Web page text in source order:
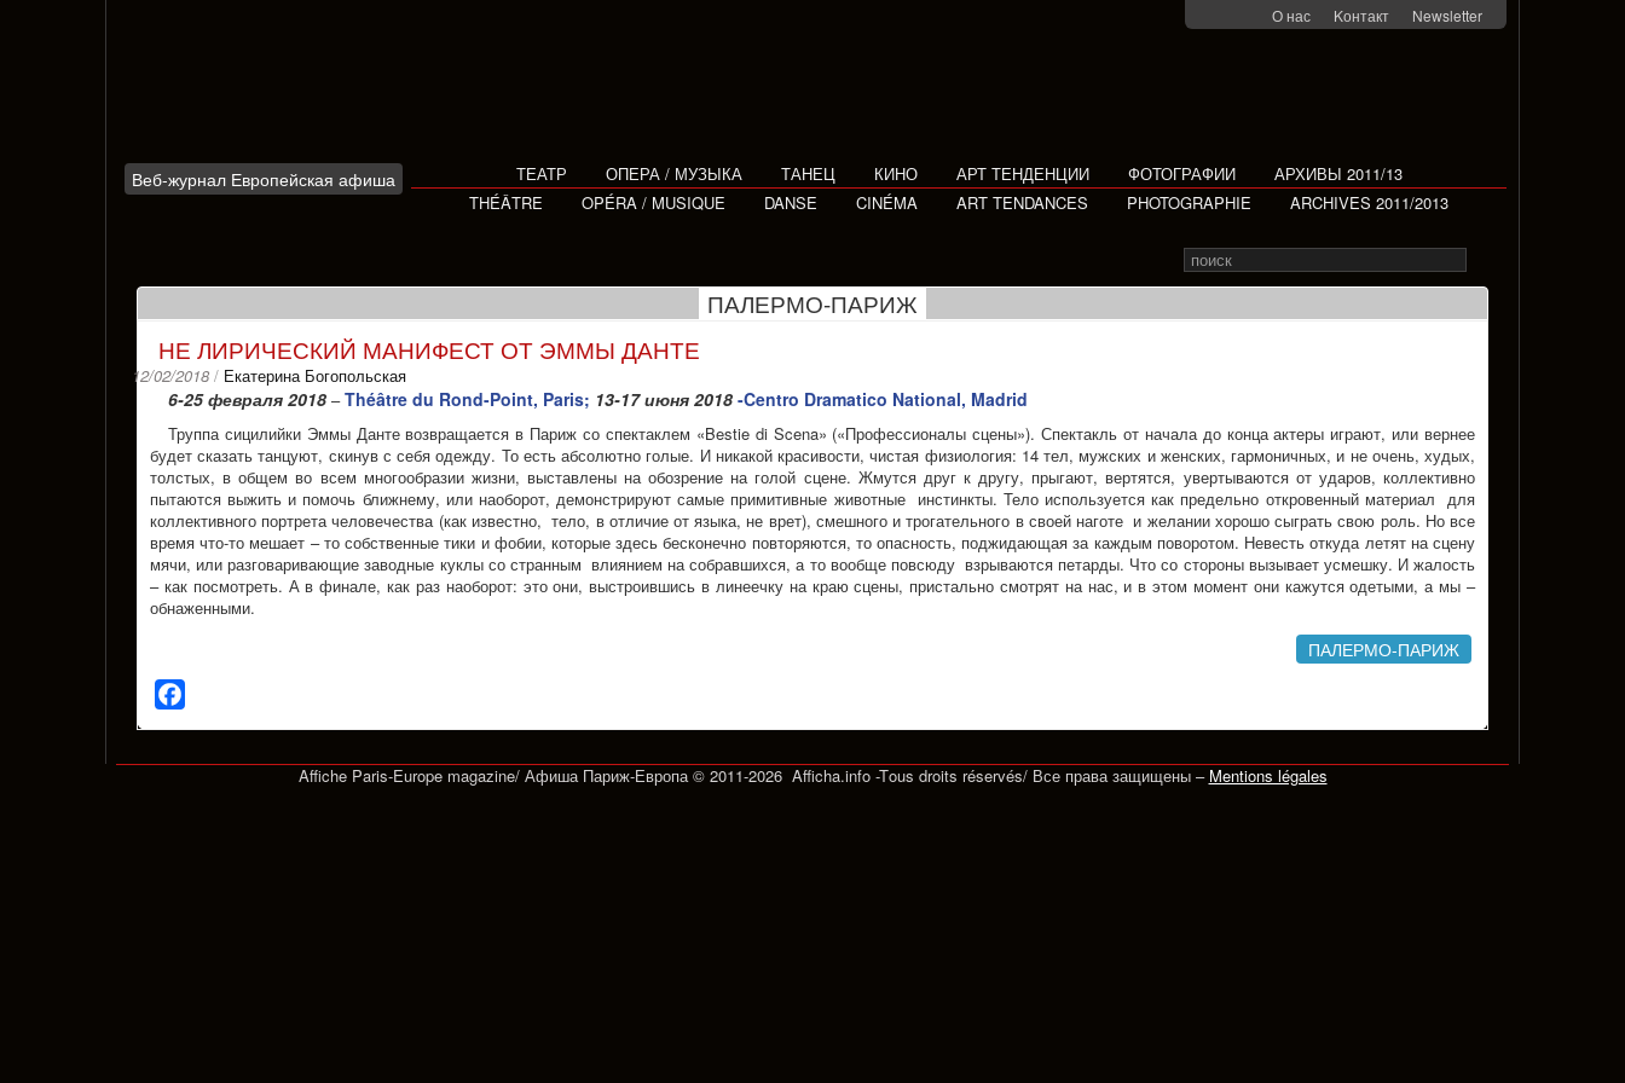
Веб-журнал Европейская афиша
О нас Kонтакт Newsletter
ТЕАТР ОПЕРА / МУЗЫКА ТАНЕЦ КИНО АРТ ТЕНДЕНЦИИ ФОТОГРАФИИ
АРХИВЫ 2011/13
THÉÂTRE
OPÉRA / MUSIQUE DANSE CINÉMA ART TENDANCES PHOTOGRAPHIE ARCHIVES 2011/2013
Search
for
ПАЛЕРМО-ПАРИЖ
НЕ ЛИРИЧЕСКИЙ МАНИФЕСТ ОТ ЭММЫ ДАНТЕ
12/02/2018 / Екатерина Богопольская
6-25 февраля 2018 –Théâtre du Rond-Point, Paris; 13-17 июня 2018 -Centro Dramatico National, Madrid
Труппа сицилийки Эммы Данте возвращается в Париж со спектаклем «Bestie di Scena» («Профессионалы сцены»). Спектакль от начала до конца актеры играют, или вернее
будет сказать танцуют, скинув с себя одежду. То есть абсолютно голые. И никакой красивости, чистая физиология: 14 тел, мужских и женских, гармоничных, и не очень, худых,
толстых, в общем во всем многообразии жизни, выставлены на обозрение на голой сцене. Жмутся друг к другу, прыгают, вертятся, увертываются от ударов, коллективно
пытаются выжить и помочь ближнему, или наоборот, демонстрируют самые примитивные животные инстинкты. Тело используется как предельно откровенный материал для
коллективного портрета человечества (как известно, тело, в отличие от языка, не врет), смешного и трогательного в своей наготе и желании хорошо сыграть свою роль. Но все
время что-то мешает – то собственные тики и фобии, которые здесь бесконечно повторяются, то опасность, поджидающая за каждым поворотом. Невесть откуда летят на сцену
мячи, или разговаривающие заводные куклы со странным влиянием на собравшихся, а то вообще повсюду взрываются петарды. Что со стороны вызывает усмешку. И жалость
– как посмотреть. А в финале, как раз наоборот: это они, выстроившись в линеечку на краю сцены, пристально смотрят на нас, и в этом момент они кажутся одетыми, а мы –
обнаженными.
ПАЛЕРМО-ПАРИЖ
Affiche Paris-Europe magazine/ Афиша Париж-Европа © 2011-2026 Afficha.info -Tous droits réservés/ Все права защищены – Mentions légales